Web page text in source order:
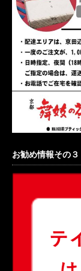
お勧め情報その３